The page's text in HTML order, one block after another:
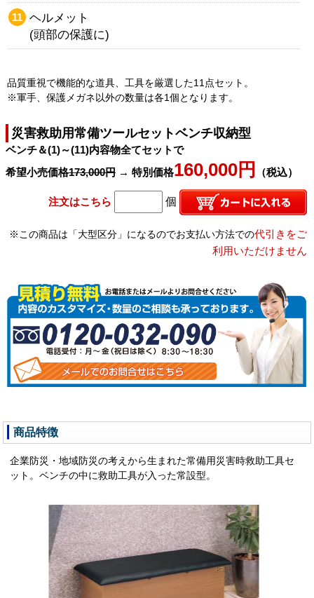
ヘルメット
(頭部の保護に)
品質重視で機能的な道具、工具を厳選した11点セット。
※軍手、保護メガネ以外の数量は各1個となります。
災害救助用常備ツールセットベンチ収納型
ベンチ＆(1)～(11)内容物全てセットで
希望小売価格173,000円 → 特別価格160,000円 （税込）
注文はこちら 個
※この商品は「大型区分」になるのでお支払い方法での代引きをご
利用いただけません
商品特徴
企業防災・地域防災の考えから生まれた常備用災害時救助工具セ
ット。ベンチの中に救助工具が入った常設型。